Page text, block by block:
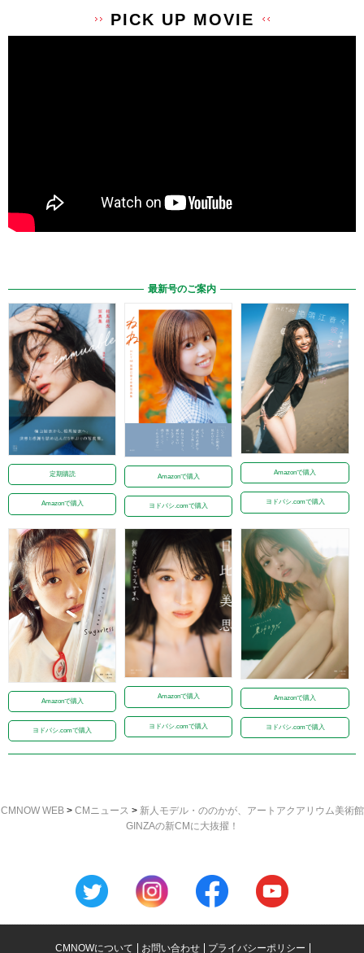
PICK UP MOVIE
最新号のご案内
定期購読
Amazonで購入
Amazonで購入
ヨドバシ.comで購入
Amazonで購入
ヨドバシ.comで購入
Amazonで購入
ヨドバシ.comで購入
Amazonで購入
ヨドバシ.comで購入
Amazonで購入
ヨドバシ.comで購入
CMNOW WEB> CMニュース > 新⼈モデル・ののかが、アートアクアリウム美術館
GINZAの新CMに⼤抜擢！
CMNOWについて お問い合わせ プライバシーポリシー